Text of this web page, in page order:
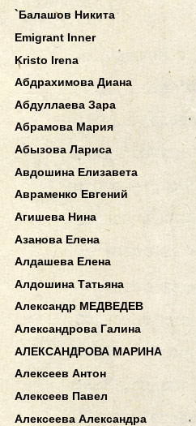
`Балашов Никита
Emigrant Inner
Kristo Irena
Абдрахимова Диана
Абдуллаева Зара
Абрамова Мария
Абызова Лариса
Авдошина Елизавета
Авраменко Евгений
Агишева Нина
Азанова Елена
Алдашева Елена
Алдошина Татьяна
Александр МЕДВЕДЕВ
Александрова Галина
АЛЕКСАНДРОВА МАРИНА
Алексеев Антон
Алексеев Павел
Алексеева Александра